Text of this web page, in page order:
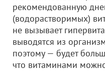
рекомендованную
(водорастворимых)
не вызывает
выводятся из
поэтому — будет
что витаминами